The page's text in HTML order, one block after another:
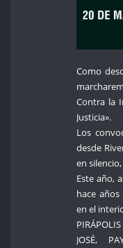
Como
Contra la
Justicia».
Los
desde
en
Este año,
hace
en el
JOSÉ,